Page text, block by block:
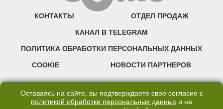
КОНТАКТЫ ОТДЕЛ ПРОДАЖ
КАНАЛ В TELEGRAM
ПОЛИТИКА ОБРАБОТКИ ПЕРСОНАЛЬНЫХ ДАННЫХ
COOKIE НОВОСТИ ПАРТНЕРОВ
сведения размещенных на сайте 66.RU материалов и их элементов без согласия
правообладателя запрещено. Сетевое издание «Современный портал
Оставаясь на сайте, вы подтверждаете свое согласие с
политикой обработки персональных данных и на